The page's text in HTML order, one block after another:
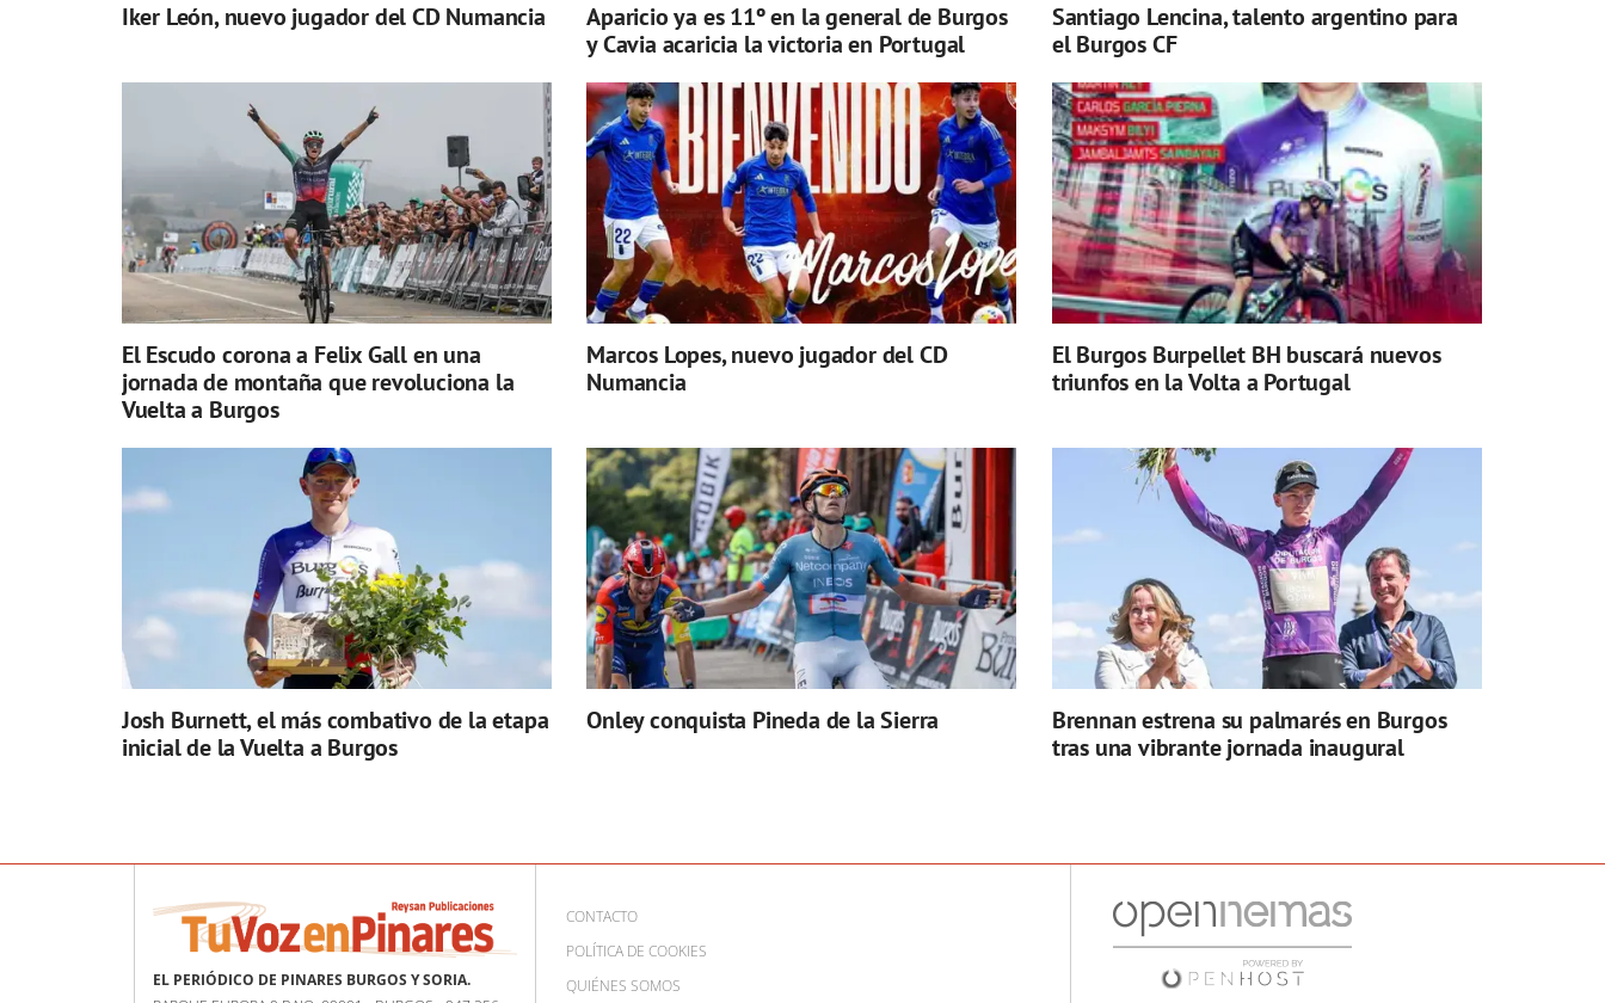
Iker León, nuevo jugador del CD Numancia
Aparicio ya es 11º en la general de Burgos
y Cavia acaricia la victoria en Portugal
Santiago Lencina, talento argentino para
el Burgos CF
El Escudo corona a Felix Gall en una
jornada de montaña que revoluciona la
Vuelta a Burgos
Marcos Lopes, nuevo jugador del CD
Numancia
El Burgos Burpellet BH buscará nuevos
triunfos en la Volta a Portugal
Josh Burnett, el más combativo de la etapa
inicial de la Vuelta a Burgos
Onley conquista Pineda de la Sierra
Brennan estrena su palmarés en Burgos
tras una vibrante jornada inaugural
EL PERIÓDICO DE PINARES BURGOS Y SORIA.
CONTACTO
POLÍTICA DE COOKIES
QUIÉNES SOMOS